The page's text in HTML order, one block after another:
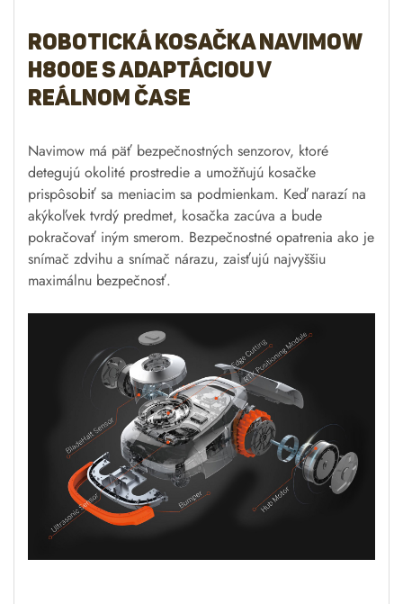
Robotická kosačka Navimow
H800E s adaptáciou v
reálnom čase
Navimow má päť bezpečnostných senzorov, ktoré
detegujú okolité prostredie a umožňujú kosačke
prispôsobiť sa meniacim sa podmienkam. Keď narazí na
akýkoľvek tvrdý predmet, kosačka zacúva a bude
pokračovať iným smerom. Bezpečnostné opatrenia ako je
snímač zdvihu a snímač nárazu, zaisťujú najvyššiu
maximálnu bezpečnosť.